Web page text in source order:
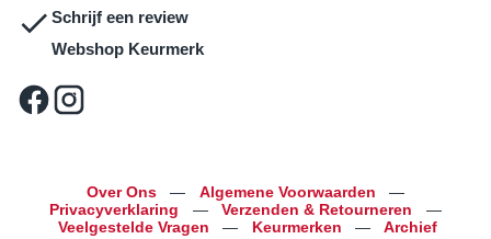
Schrijf een review
Webshop Keurmerk
Over Ons — Algemene Voorwaarden
—
Privacyverklaring
— Verzenden & Retourneren
—
Veelgestelde Vragen
— Keurmerken —
Archief